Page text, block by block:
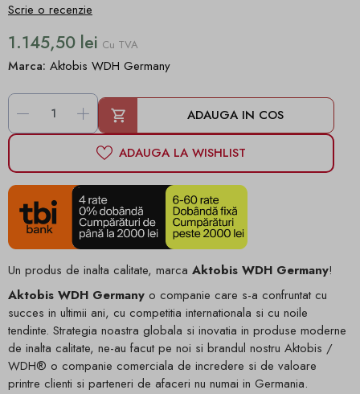
Scrie o recenzie
1.145,50 lei Cu TVA
Marca: Aktobis WDH Germany
- + ADAUGA IN COS
ADAUGA LA WISHLIST
Un produs de inalta calitate, marca Aktobis WDH Germany!
Aktobis WDH Germany o companie care s-a confruntat cu
succes in ultimii ani, cu competitia internationala si cu noile
tendinte. Strategia noastra globala si inovatia in produse moderne
de inalta calitate, ne-au facut pe noi si brandul nostru Aktobis /
WDH® o companie comerciala de incredere si de valoare
printre clienti si parteneri de afaceri nu numai in Germania.